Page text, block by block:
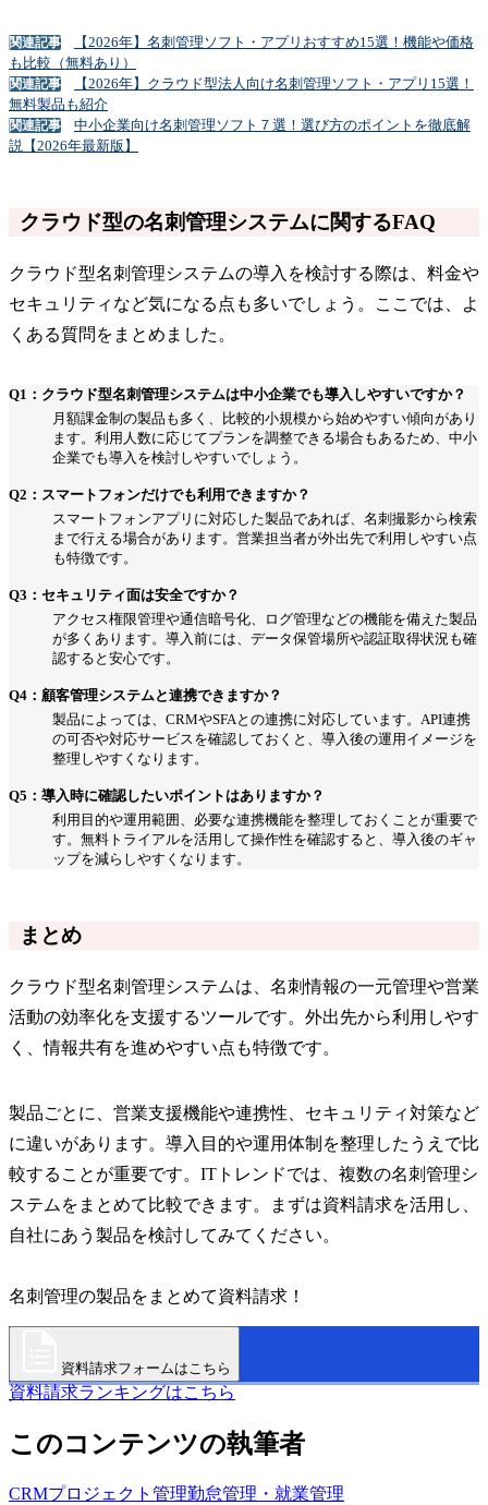
関連記事
【2026年】名刺管理ソフト・アプリおすすめ15選！機能や価格
も比較（無料あり）
関連記事
【2026年】クラウド型法人向け名刺管理ソフト・アプリ15選！
無料製品も紹介
関連記事
中小企業向け名刺管理ソフト７選！選び方のポイントを徹底解
説【2026年最新版】
クラウド型の名刺管理システムに関するFAQ
クラウド型名刺管理システムの導入を検討する際は、料金や
セキュリティなど気になる点も多いでしょう。ここでは、よ
くある質問をまとめました。
Q1：クラウド型名刺管理システムは中小企業でも導入しやすいですか？
月額課金制の製品も多く、比較的小規模から始めやすい傾向があり
ます。利用人数に応じてプランを調整できる場合もあるため、中小
企業でも導入を検討しやすいでしょう。
Q2：スマートフォンだけでも利用できますか？
スマートフォンアプリに対応した製品であれば、名刺撮影から検索
まで行える場合があります。営業担当者が外出先で利用しやすい点
も特徴です。
Q3：セキュリティ面は安全ですか？
アクセス権限管理や通信暗号化、ログ管理などの機能を備えた製品
が多くあります。導入前には、データ保管場所や認証取得状況も確
認すると安心です。
Q4：顧客管理システムと連携できますか？
製品によっては、CRMやSFAとの連携に対応しています。API連携
の可否や対応サービスを確認しておくと、導入後の運用イメージを
整理しやすくなります。
Q5：導入時に確認したいポイントはありますか？
利用目的や運用範囲、必要な連携機能を整理しておくことが重要で
す。無料トライアルを活用して操作性を確認すると、導入後のギャ
ップを減らしやすくなります。
まとめ
クラウド型名刺管理システムは、名刺情報の一元管理や営業
活動の効率化を支援するツールです。外出先から利用しやす
く、情報共有を進めやすい点も特徴です。
製品ごとに、営業支援機能や連携性、セキュリティ対策など
に違いがあります。導入目的や運用体制を整理したうえで比
較することが重要です。ITトレンドでは、複数の名刺管理シ
ステムをまとめて比較できます。まずは資料請求を活用し、
自社にあう製品を検討してみてください。
名刺管理の製品をまとめて資料請求！
資料請求フォームはこちら
資料請求ランキングはこちら
このコンテンツの執筆者
CRMプロジェクト管理勤怠管理・就業管理